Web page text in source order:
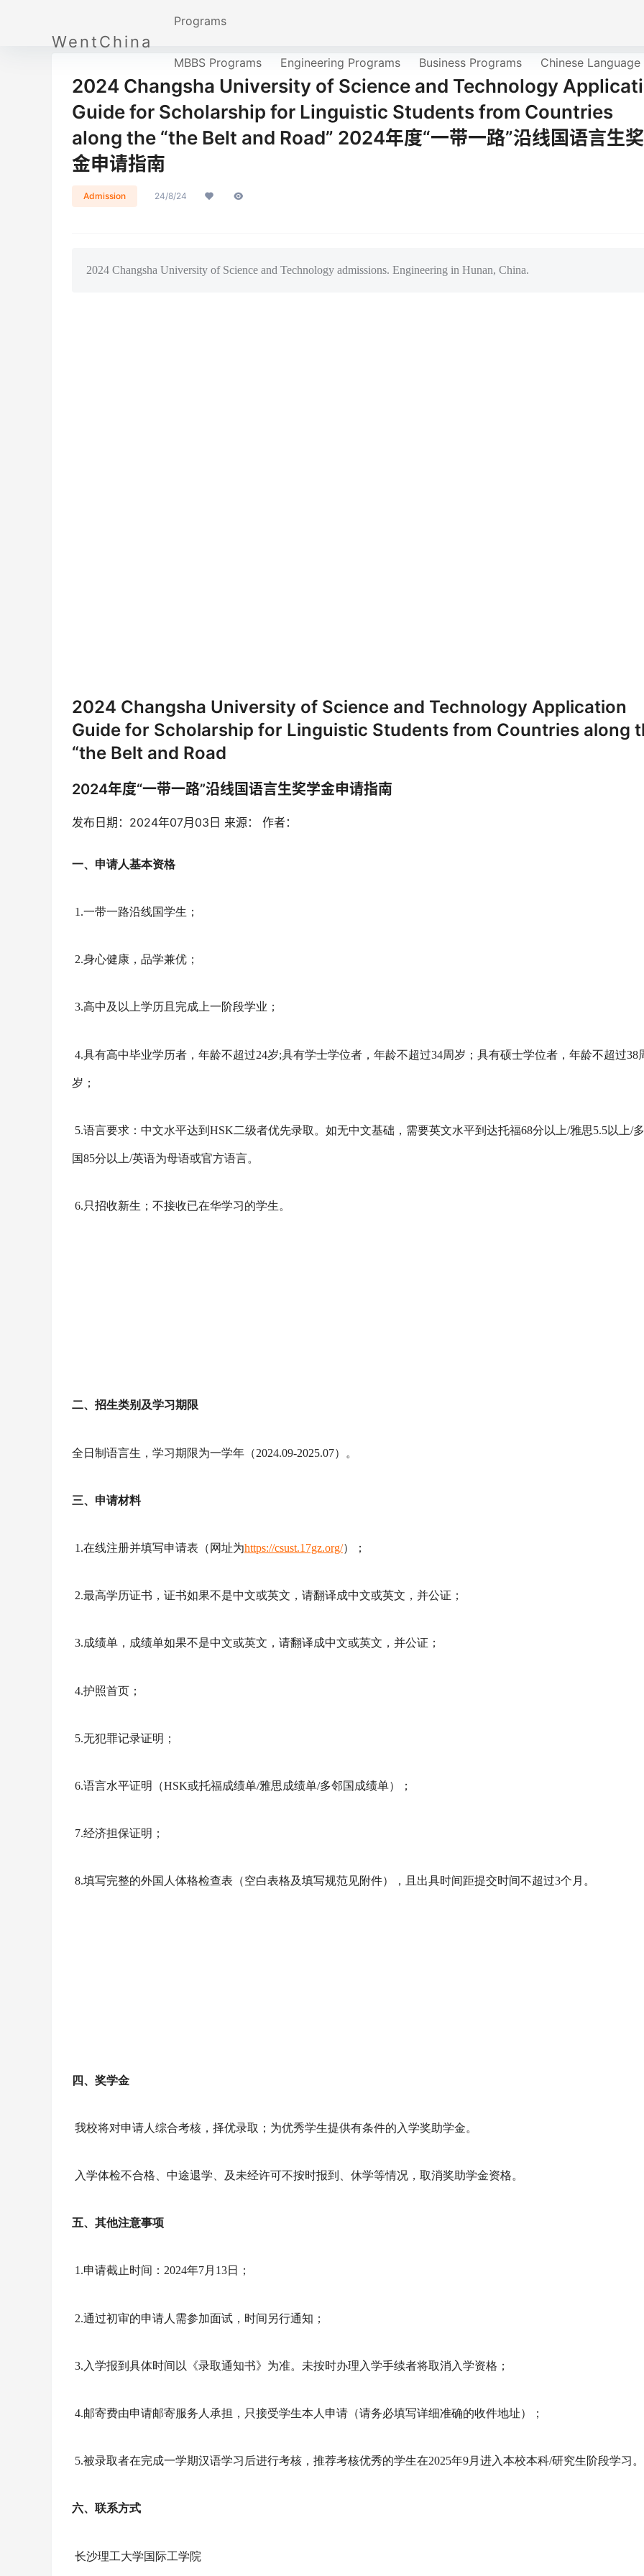
WentChina
Programs
MBBS Programs Engineering Programs Business Programs Chinese Language
2024 Changsha University of Science and Technology
Guide for Scholarship for Linguistic Students from Countries
along the “the Belt and Road” 2024年度“一带一路”沿线国语言生
金申请指南
Admission 24/8/24
2024 Changsha University of Science and Technology admissions. Engineering in Hunan, China.
2024 Changsha University of Science and Technology Application
Guide for Scholarship for Linguistic Students from Countries along
“the Belt and Road
2024年度“一带一路”沿线国语言生奖学金申请指南
发布日期：2024年07月03日 来源： 作者：
一、申请人基本资格
1.一带一路沿线国学生；
2.身心健康，品学兼优；
3.高中及以上学历且完成上一阶段学业；
4.具有高中毕业学历者，年龄不超过24岁;具有学士学位者，年龄不超过34周岁；具有硕士学位者，年龄不超过38
岁；
5.语言要求：中文水平达到HSK二级者优先录取。如无中文基础，需要英文水平到达托福68分以上/雅思5.5以上/
国85分以上/英语为母语或官方语言。
6. 只招收新生；不接收已在华学习的学生。
二、招生类别及学习期限
全日制语言生， 学习期限为一学年（2024.09-2025.07）。
三、申请材料
1.在线注册并填写申请表（网址为https://csust.17gz.org/）；
2.最高学历证书，证书如果不是中文或英文，请翻译成中文或英文，并公证；
3.成绩单，成绩单如果不是中文或英文，请翻译成中文或英文，并公证；
4.护照首页；
5.无犯罪记录证明；
6.语言水平证明（HSK或托福成绩单/雅思成绩单/多邻国成绩单）；
7.经济担保证明；
8.填写完整的外国人体格检查表（空白表格及填写规范见附件），且出具时间距提交时间不超过3个月。
四、奖学金
我校将对申请人综合考核，择优录取；为优秀学生提供有条件的入学奖助学金。
入学体检不合格、中途退学、及未经许可不按时报到、休学等情况，取消奖助学金资格。
五、其他注意事项
1.申请截止时间： 2024年7月 13日；
2.通过初审的申请人需参加面试，时间另行通知；
3.入学报到具体时间以《录取通知书》为准。未按时办理入学手续者将取消入学资格；
4.邮寄费由申请邮寄服务人承担， 只接受学生本人申请 （请务必填写详细准确的收件地址）；
5.被录取者在完成一学期汉语学习后进行考核，推荐考核优秀的学生在2025年9月进入本校本科/研究生阶段学习。
六、联系方式
长沙理工大学国际工学院